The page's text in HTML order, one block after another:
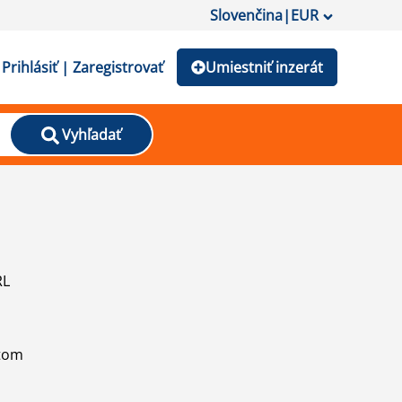
Slovenčina|EUR
Prihlásiť | Zaregistrovať Umiestniť inzerát
Vyhľadať